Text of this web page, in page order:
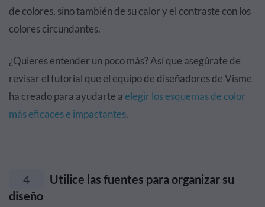
de colores, sino también de su calor y el contraste con los
colores circundantes.
¿Quieres entender un poco más? Así que asegúrate de
revisar el tutorial que el equipo de diseñadores de Visme
ha creado para ayudarte aelegir los esquemas de color
más eficaces e impactantes.
4
Utilice las fuentes para organizar su
diseño